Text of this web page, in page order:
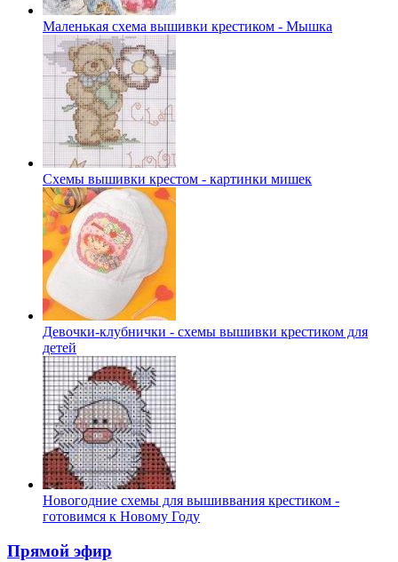
Маленькая схема вышивки крестиком - Мышка
Схемы вышивки крестом - картинки мишек
Девочки-клубнички - схемы вышивки крестиком для
детей
Новогодние схемы для вышиввания крестиком -
готовимся к Новому Году
Прямой эфир